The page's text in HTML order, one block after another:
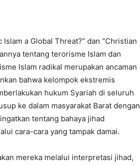
a Global Threat?” dan “Christian
tentang terorisme Islam dan
Islam radikal merupakan ancaman
bahwa kelompok ekstremis
hukum Syariah di seluruh
ke dalam masyarakat Barat dengan
tentang bahaya jihad
cara-cara yang tampak damai.
mereka melalui interpretasi jihad,